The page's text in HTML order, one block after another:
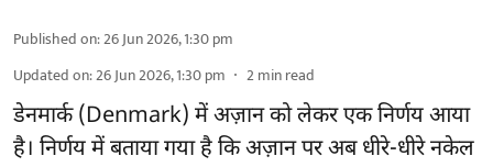
Published on:26 Jun 2026, 1:30 pm
Updated on:26 Jun 2026, 1:30 pm 2min read
डेनमार्क (Denmark) में अज़ान को लेकर एक निर्णय आया
है। निर्णय में बताया गया है कि अज़ान पर अब धीरे-धीरे नकेल